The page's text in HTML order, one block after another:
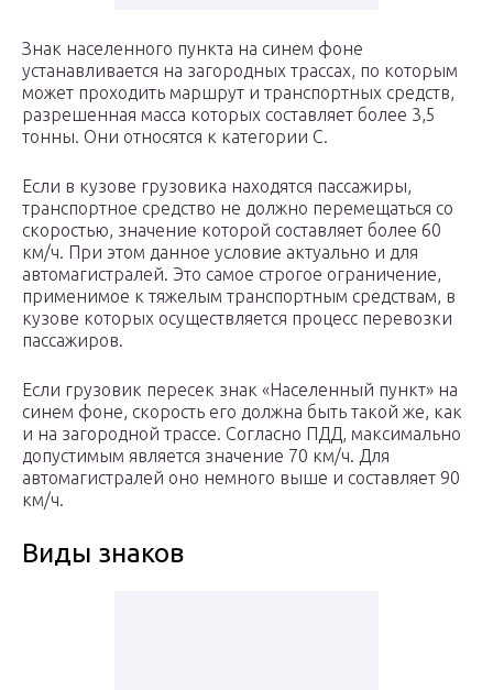
Знак населенного пункта на синем фоне
устанавливается на загородных трассах, по которым
может проходить маршрут и транспортных средств,
разрешенная масса которых составляет более 3,5
тонны. Они относятся к категории С.
Если в кузове грузовика находятся пассажиры,
транспортное средство не должно перемещаться со
скоростью, значение которой составляет более 60
км/ч. При этом данное условие актуально и для
автомагистралей. Это самое строгое ограничение,
применимое к тяжелым транспортным средствам, в
кузове которых осуществляется процесс перевозки
пассажиров.
Если грузовик пересек знак «Населенный пункт» на
синем фоне, скорость его должна быть такой же, как
и на загородной трассе. Согласно ПДД, максимально
допустимым является значение 70 км/ч. Для
автомагистралей оно немного выше и составляет 90
км/ч.
Виды знаков